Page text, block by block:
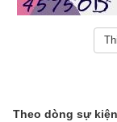
Ngày
Ý nghĩa tốt xấu
tốt, công việc
Theo dòng sự kiện